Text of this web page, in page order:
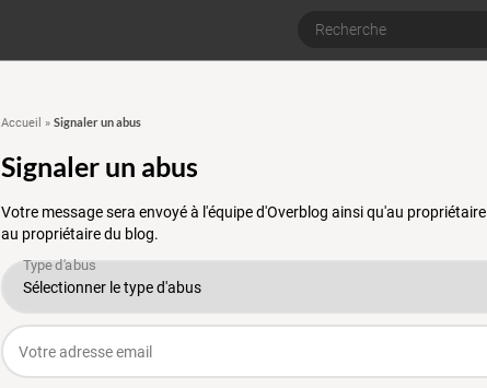
Accueil » Signaler un abus
Signaler un abus
Votre message sera envoyé à l'équipe d'Overblog ainsi qu'au
au propriétaire du blog.